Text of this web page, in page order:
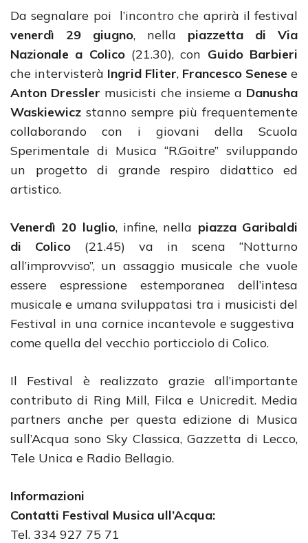
Da segnalare poi l’incontro che aprirà il festival
venerdì 29 giugno, nella piazzetta di Via
Nazionale a Colico(21.30), con Guido Barbieri
che intervisterà Ingrid Fliter, Francesco Senese e
Anton Dressler musicisti che insieme a Danusha
Waskiewicz stanno sempre più frequentemente
collaborando con i giovani della Scuola
Sperimentale di Musica “R.Goitre” sviluppando
un progetto di grande respiro didattico ed
artistico.
Venerdì 20 luglio, infine, nella piazza Garibaldi
di Colico (21.45) va in scena “Notturno
all’improvviso”, un assaggio musicale che vuole
essere espressione estemporanea dell’intesa
musicale e umana sviluppatasi tra i musicisti del
Festival in una cornice incantevole e suggestiva
come quella del vecchio porticciolo di Colico.
Il Festival è realizzato grazie all’importante
contributo di Ring Mill, Filca e Unicredit. Media
partners anche per questa edizione di Musica
sull’Acqua sono Sky Classica, Gazzetta di Lecco,
Tele Unica e Radio Bellagio.
Informazioni
Contatti Festival Musica ull’Acqua:
Tel. 334 927 75 71